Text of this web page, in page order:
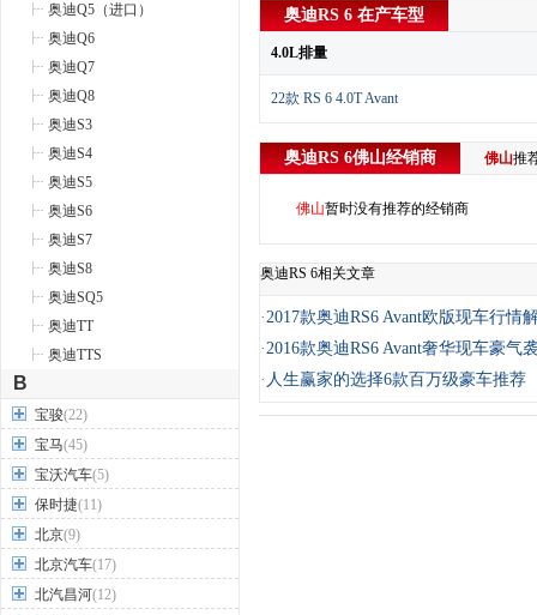
奥迪Q5（进口）
奥迪Q6
奥迪Q7
奥迪Q8
奥迪S3
奥迪S4
奥迪S5
奥迪S6
奥迪S7
奥迪S8
奥迪SQ5
奥迪TT
奥迪TTS
B
宝骏(22)
宝马(45)
宝沃汽车(5)
保时捷(11)
北京(9)
北京汽车(17)
北汽昌河(12)
奥迪RS 6 在产车型
4.0L排量
22款 RS 6 4.0T Avant
奥迪RS 6佛山经销商 佛山推
佛山暂时没有推荐的经销商
奥迪RS 6相关文章
·2017款奥迪RS6 Avant欧版现车行情
·2016款奥迪RS6 Avant奢华现车豪气
· 人生赢家的选择6款百万级豪车推荐